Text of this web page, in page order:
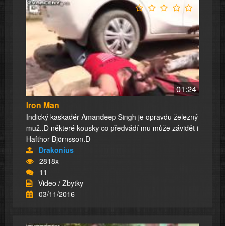
01:24
Iron Man
Indický kaskadér Amandeep Singh je opravdu železný
muž..D některé kousky co předvádí mu může závidět i
Hafthor Björnsson.D
Drakonius
2818x
11
Video / Zbytky
03/11/2016